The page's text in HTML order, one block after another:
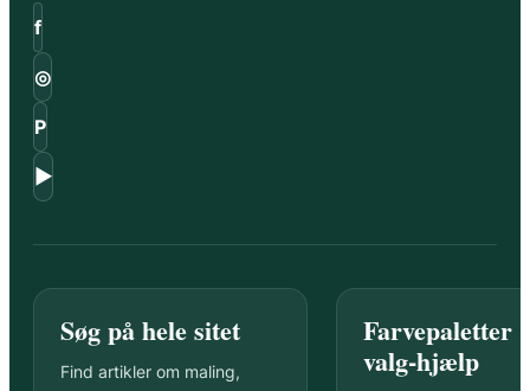
f
◎
P
▶
Søg på hele sitet
Find artikler om maling,
Farvepaletter
valg-hjælp